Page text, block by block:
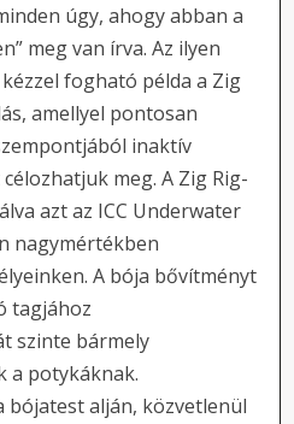
úgy, ahogy abban a
meg van írva. Az ilyen
fogható példa a Zig
amellyel pontosan
inaktív
meg. A Zig Rig-
azt az ICC Underwater
nagymértékben
A bója bővítményt
tagjához
szinte bármely
a potykáknak.
bójatest alján, közvetlenül